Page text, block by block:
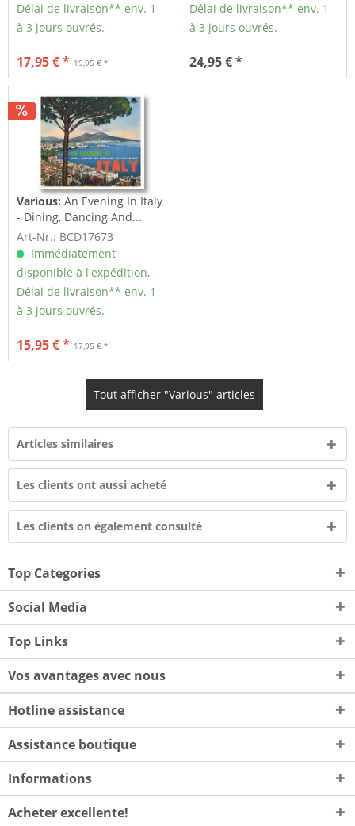
Délai de livraison** env. 1
à 3 jours ouvrés.
19,95 € *
17,95 € *
Délai de livraison** env. 1
à 3 jours ouvrés.
24,95 € *
Various: An Evening In Italy
- Dining, Dancing And...
Art-Nr.: BCD17673
Immédiatement
disponible à l'expédition,
Délai de livraison** env. 1
à 3 jours ouvrés.
17,95 € *
15,95 € *
Tout afficher "Various" articles
Articles similaires
Les clients ont aussi acheté
Les clients on également consulté
Top Categories
Social Media
Top Links
Vos avantages avec nous
Hotline assistance
Assistance boutique
Informations
Acheter excellente!